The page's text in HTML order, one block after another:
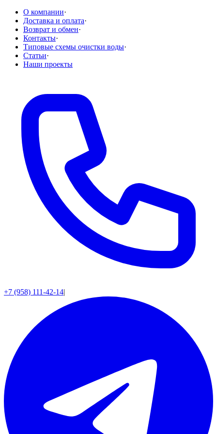
О компании·
Доставка и оплата·
Возврат и обмен·
Контакты·
Типовые схемы очистки воды·
Статьи·
Наши проекты
+7 (958) 111-42-14|